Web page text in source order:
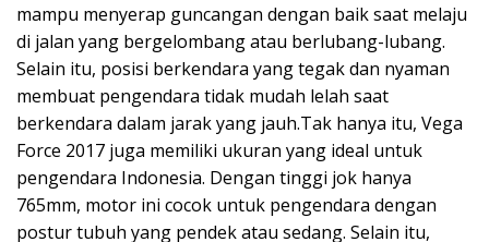
mampu menyerap guncangan dengan baik saat melaju
di jalan yang bergelombang atau berlubang-lubang.
Selain itu, posisi berkendara yang tegak dan nyaman
membuat pengendara tidak mudah lelah saat
berkendara dalam jarak yang jauh.Tak hanya itu, Vega
Force 2017 juga memiliki ukuran yang ideal untuk
pengendara Indonesia. Dengan tinggi jok hanya
765mm, motor ini cocok untuk pengendara dengan
postur tubuh yang pendek atau sedang. Selain itu,